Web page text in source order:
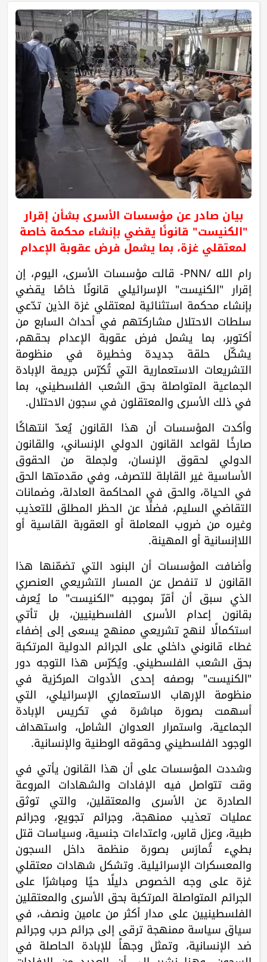
بيان صادر عن مؤسسات الأسرى بشأن إقرار
"الكنيست" قانونًا يقضي بإنشاء محكمة خاصة
لمعتقلي غزة، بما يشمل فرض عقوبة الإعدام
رام الله /PNN- قالت مؤسسات الأسرى، اليوم، إن
إقرار "الكنيست" الإسرائيلي قانونًا خاصًا يقضي
بإنشاء محكمة استثنائية لمعتقلي غزة الذين تدّعي
سلطات الاحتلال مشاركتهم في أحداث السابع من
أكتوبر، بما يشمل فرض عقوبة الإعدام بحقهم،
يشكّل حلقة جديدة وخطيرة في منظومة
التشريعات الاستعمارية التي تُكرّس جريمة الإبادة
الجماعية المتواصلة بحق الشعب الفلسطيني، بما
في ذلك الأسرى والمعتقلون في سجون الاحتلال.
وأكدت المؤسسات أن هذا القانون يُعدّ انتهاكًا
صارخًا لقواعد القانون الدولي الإنساني، والقانون
الدولي لحقوق الإنسان، ولجملة من الحقوق
الأساسية غير القابلة للتصرف، وفي مقدمتها الحق
في الحياة، والحق في المحاكمة العادلة، وضمانات
التقاضي السليم، فضلًا عن الحظر المطلق للتعذيب
وغيره من ضروب المعاملة أو العقوبة القاسية أو
اللاإنسانية أو المهينة.
وأضافت المؤسسات أن البنود التي تضمّنها هذا
القانون لا تنفصل عن المسار التشريعي العنصري
الذي سبق أن أقرّ بموجبه "الكنيست" ما يُعرف
بقانون إعدام الأسرى الفلسطينيين، بل تأتي
استكمالًا لنهج تشريعي ممنهج يسعى إلى إضفاء
غطاء قانوني داخلي على الجرائم الدولية المرتكبة
بحق الشعب الفلسطيني. ويُكرّس هذا التوجه دور
"الكنيست" بوصفه إحدى الأدوات المركزية في
منظومة الإرهاب الاستعماري الإسرائيلي، التي
أسهمت بصورة مباشرة في تكريس الإبادة
الجماعية، واستمرار العدوان الشامل، واستهداف
الوجود الفلسطيني وحقوقه الوطنية والإنسانية.
وشددت المؤسسات على أن هذا القانون يأتي في
وقت تتواصل فيه الإفادات والشهادات المروعة
الصادرة عن الأسرى والمعتقلين، والتي توثق
عمليات تعذيب ممنهجة، وجرائم تجويع، وجرائم
طبية، وعزل قاسٍ، واعتداءات جنسية، وسياسات قتل
بطيء تُمارَس بصورة منظمة داخل السجون
والمعسكرات الإسرائيلية. وتشكل شهادات معتقلي
غزة على وجه الخصوص دليلًا حيًا ومباشرًا على
الجرائم المتواصلة المرتكبة بحق الأسرى والمعتقلين
الفلسطينيين على مدار أكثر من عامين ونصف، في
سياق سياسة ممنهجة ترقى إلى جرائم حرب وجرائم
ضد الإنسانية، وتمثل وجهاً للإبادة الحاصلة في